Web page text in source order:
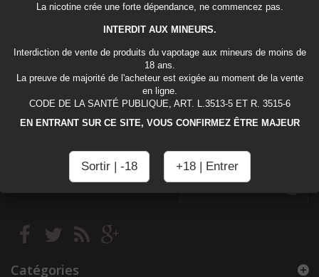
Paiement sécurisé
Les paiements sont sécurisés par notre partenaire paypal .
Vous pouvez règler votre commande avec votre compte paypal ou par
Visa/Mastercard à travers paypal ( sans inscription obligatoire) .
Lettre d'informations
Catégories
La nicotine crée une forte dépendance, ne commencez pas.
INTERDIT AUX MINEURS.
Interdiction de vente de produits du vapotage aux mineurs de moins de
18 ans.
La preuve de majorité de l'acheteur est exigée au moment de la vente
en ligne.
CODE DE LA SANTÉ PUBLIQUE, ART. L.3513-5 ET R. 3515-6
EN ENTRANT SUR CE SITE, VOUS CONFIRMEZ ÊTRE MAJEUR
Sortir | -18 +18 | Entrer